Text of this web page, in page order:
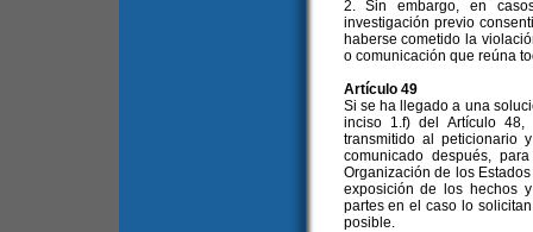
2. Sin embargo, en
investigación previo
haberse cometido la
o comunicación que reúna
Artículo 49
Si se ha llegado a una
inciso 1.f) del Artículo
transmitido al peticionario
comunicado después,
Organización de los
exposición de los hechos
partes en el caso lo
posible.